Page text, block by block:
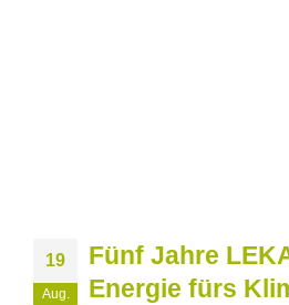
19
Aug.
Fünf Jahre
Energie fürs